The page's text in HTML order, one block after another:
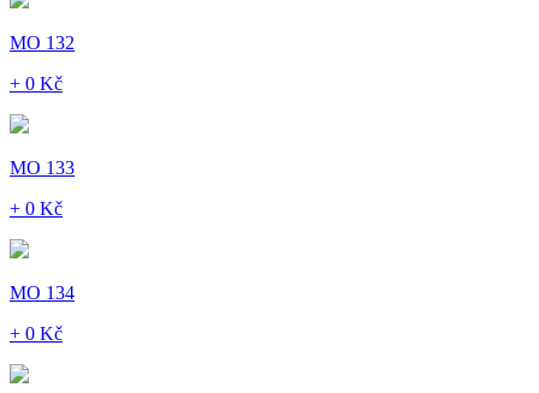
MO 132
+ 0 Kč
MO 133
+ 0 Kč
MO 134
+ 0 Kč